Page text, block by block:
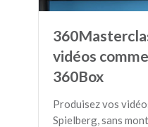
vidéos
360Box
Produisez vos
Spielberg, sans